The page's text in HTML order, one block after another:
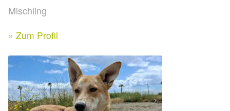
Ihre/Eure Spenden – Januar bis Juni 2026
Spenden 2025
Juli bis Dezember 2025
Facebook
Instagram
Mischling
» Zum Profil